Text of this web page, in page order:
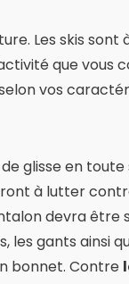
Les skis
que vous
vos
glisse en
à lutter
devra être
les gants ainsi
bonnet. Contre